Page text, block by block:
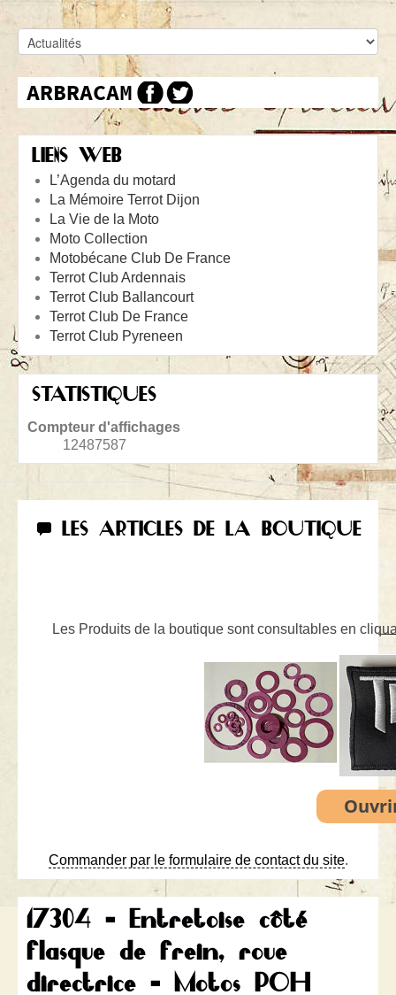
LIENS WEB
L’Agenda du motard
La Mémoire Terrot Dijon
La Vie de la Moto
Moto Collection
Motobécane Club De France
Terrot Club Ardennais
Terrot Club Ballancourt
Terrot Club De France
Terrot Club Pyreneen
STATISTIQUES
Compteur d'affichages
12487587
LES ARTICLES DE LA BOUTIQUE
Les Produits de la boutique sont consultables en
Commander par le formulaire de contact du site.
17304 - Entretoise côté
flasque de frein, roue
directrice - Motos POH